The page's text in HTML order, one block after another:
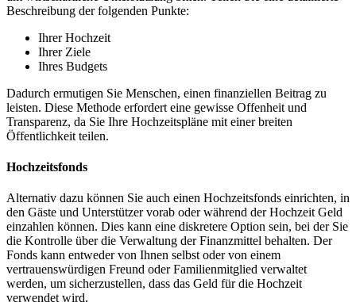
Beschreibung der folgenden Punkte:
Ihrer Hochzeit
Ihrer Ziele
Ihres Budgets
Dadurch ermutigen Sie Menschen, einen finanziellen Beitrag zu
leisten. Diese Methode erfordert eine gewisse Offenheit und
Transparenz, da Sie Ihre Hochzeitspläne mit einer breiten
Öffentlichkeit teilen.
Hochzeitsfonds
Alternativ dazu können Sie auch einen Hochzeitsfonds einrichten, in
den Gäste und Unterstützer vorab oder während der Hochzeit Geld
einzahlen können. Dies kann eine diskretere Option sein, bei der Sie
die Kontrolle über die Verwaltung der Finanzmittel behalten. Der
Fonds kann entweder von Ihnen selbst oder von einem
vertrauenswürdigen Freund oder Familienmitglied verwaltet
werden, um sicherzustellen, dass das Geld für die Hochzeit
verwendet wird.